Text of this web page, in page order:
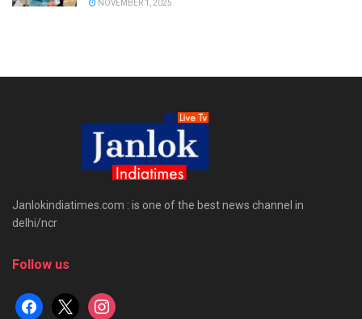
NOVEMBER 1, 2025
Janlokindiatimes.com : is one of the best news channel in
delhi/ncr
Follow us
facebook
x instagram